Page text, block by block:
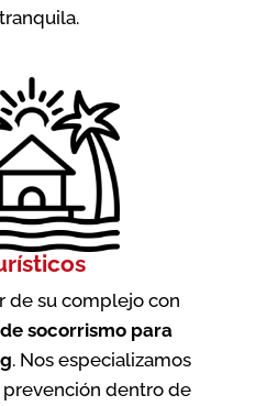
de su complejo con
socorrismo para
. Nos especializamos
dentro de